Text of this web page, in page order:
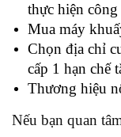
thực hiện
Mua máy
Chọn địa chỉ
cấp 1 hạn chế
Thương hiệu
Nếu bạn quan